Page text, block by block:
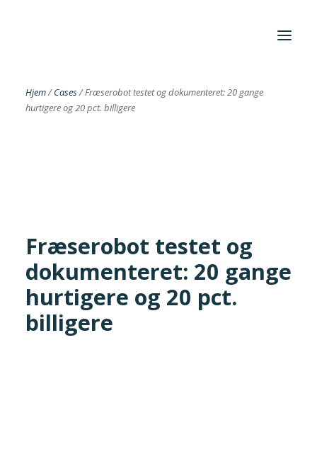
Foreningen
Search
Tilmeld nyhedsbrev
Hjem/Cases/Fræserobot testet og dokumenteret: 20 gange
hurtigere og 20 pct. billigere
Fræserobot testet og
dokumenteret: 20 gange
hurtigere og 20 pct.
billigere